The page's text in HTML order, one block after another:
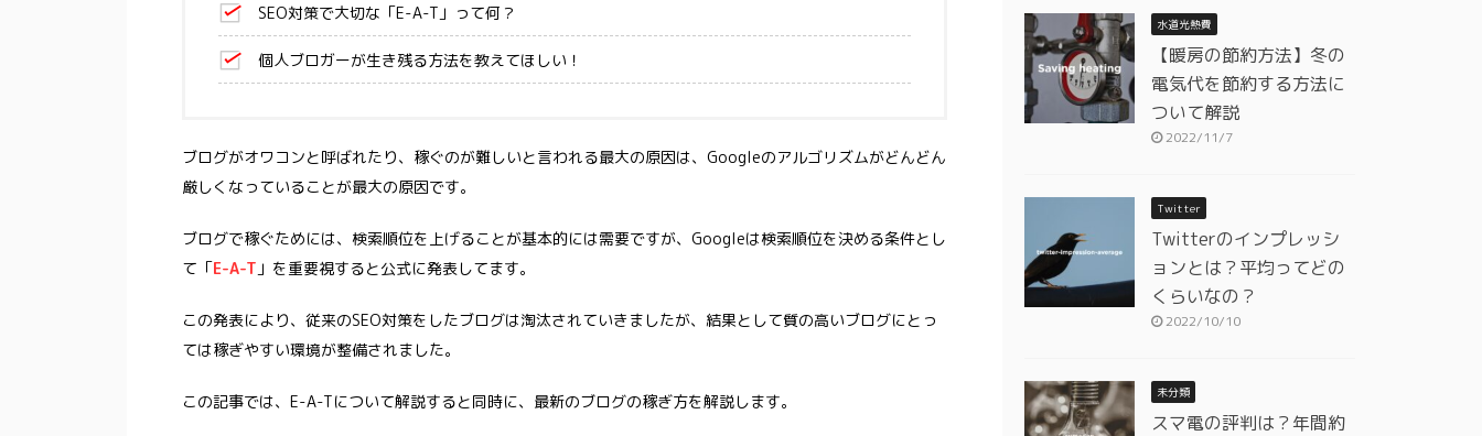
SEO対策で大切な「E-A-T」って何？
個人ブロガーが生き残る方法を教えてほしい！
ブログがオワコンと呼ばれたり、稼ぐのが難しいと言われる最大の原因は、Googleのアルゴリズムがどんどん
厳しくなっていることが最大の原因です。
ブログで稼ぐためには、検索順位を上げることが基本的には需要ですが、Googleは検索順位を決める条件とし
て「E-A-T 」を重要視すると公式に発表してます。
この発表により、従来のSEO対策をしたブログは淘汰されていきましたが、結果として質の高いブログにとっ
ては稼ぎやすい環境が整備されました。
この記事では、E-A-Tについて解説すると同時に、最新のブログの稼ぎ方を解説します。
水道光熱費
【暖房の節約方法】冬の
電気代を節約する方法に
ついて解説
2022/11/7
Twitter
Twitterのインプレッシ
ョンとは？平均ってどの
くらいなの？
2022/10/10
未分類
スマ電の評判は？年間約